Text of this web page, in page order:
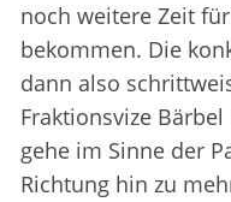
noch weitere Zeit
bekommen. Die
dann also
Fraktionsvize
gehe im Sinne der
Richtung hin zu